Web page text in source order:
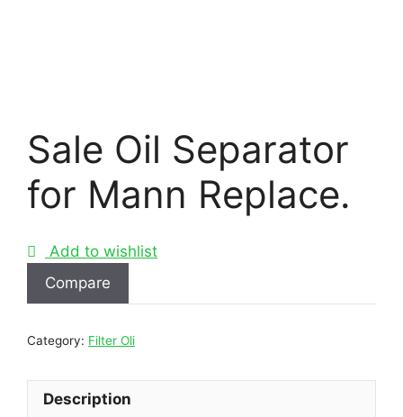
Sale Oil Separator
for Mann Replace.
Add to wishlist
Compare
Category: Filter Oli
Description